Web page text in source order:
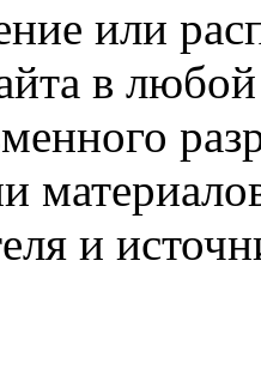
или
в
и